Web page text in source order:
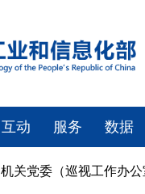
互动 服务 数据
机关党委（巡视工作办